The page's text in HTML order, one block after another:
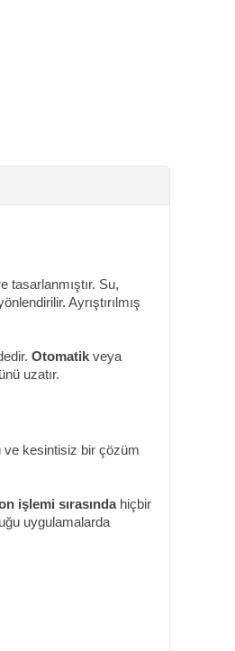
tasarlanmıştır. Su,
Ayrıştırılmış
Otomatik veya
uzatır.
ve kesintisiz bir çözüm
işlemi sırasındahiçbir
uygulamalarda